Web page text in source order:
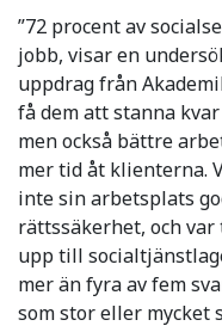
”72 procent av
jobb, visar en
uppdrag från
få dem att stanna
men också bättre
mer tid åt klienterna.
inte sin arbetsplats
rättssäkerhet, och
upp till
mer än fyra av fem
som stor eller mycket